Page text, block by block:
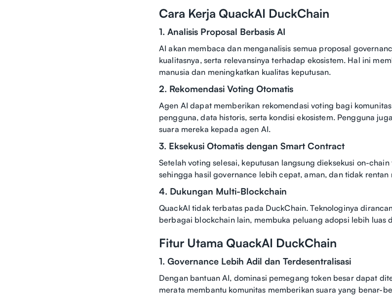
Cara Kerja QuackAI DuckChain
1. Analisis Proposal Berbasis AI
AI akan membaca dan menganalisis semua proposal
kualitasnya, serta relevansinya terhadap ekosistem. Hal ini
manusia dan meningkatkan kualitas keputusan.
2. Rekomendasi Voting Otomatis
Agen AI dapat memberikan rekomendasi voting bagi
pengguna, data historis, serta kondisi ekosistem. Pengguna
suara mereka kepada agen AI.
3. Eksekusi Otomatis dengan Smart Contract
Setelah voting selesai, keputusan langsung dieksekusi on-
sehingga hasil governance lebih cepat, aman, dan tidak rentan
4. Dukungan Multi-Blockchain
QuackAI tidak terbatas pada DuckChain. Teknologinya
berbagai blockchain lain, membuka peluang adopsi lebih luas
Fitur Utama QuackAI DuckChain
1. Governance Lebih Adil dan Terdesentralisasi
Dengan bantuan AI, dominasi pemegang token besar dapat
merata membantu komunitas memberikan suara yang benar-